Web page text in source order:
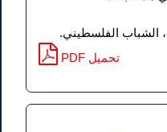
الشباب الفلسطيني.
PDF تحميل